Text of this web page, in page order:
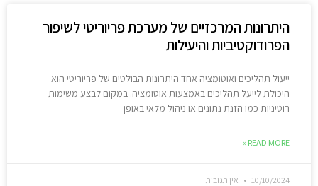
היתרונות המרכזיים של מערכת פריוריטי לשיפור
הפרודוקטיביות והיעילות
ייעול תהליכים ואוטומציה אחד היתרונות הבולטים של פריוריטי הוא
היכולת לייעל תהליכים באמצעות אוטומציה. במקום לבצע משימות
רוטיניות כמו הזנת נתונים או ניהול מלאי באופן
READ MORE »
10/10/2024 אין תגובות